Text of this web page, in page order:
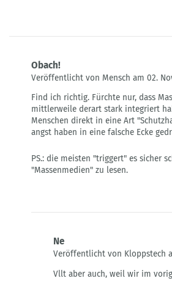
Obach!
Veröffentlicht von Mensch am 02.
auf
geht
es
zu
von
Jens
Find ich richtig. Fürchte nur, dass
mittlerweile derart stark integriert
Menschen direkt in eine Art
angst haben in eine falsche Ecke
PS.: die meisten "triggert" es sicher
"Massenmedien" zu lesen.
Ne
Veröffentlicht von Kloppstech
auf
Vllt aber auch, weil wir im